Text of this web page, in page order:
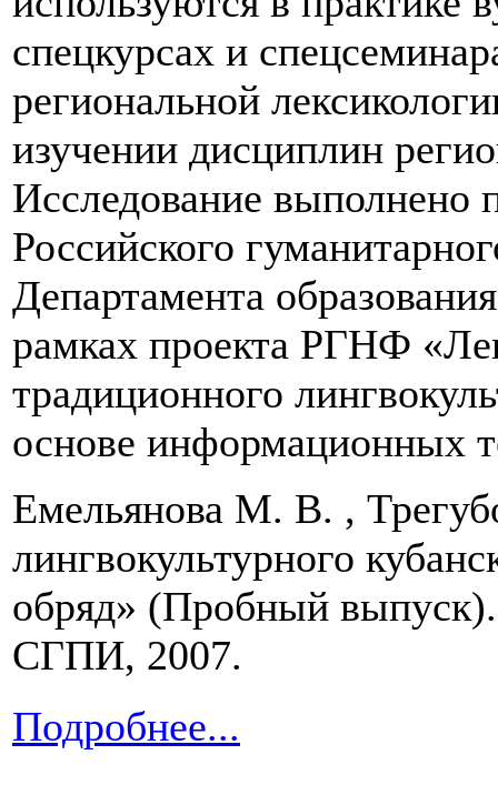
спецкурсах и
региональной
изучении дисциплин
Исследование выполнено
Российского
Департамента
рамках проекта РГНФ
традиционного
основе информационных
Емельянова М. В. ,
лингвокультурного
обряд» (Пробный
СГПИ, 2007.
Подробнее...